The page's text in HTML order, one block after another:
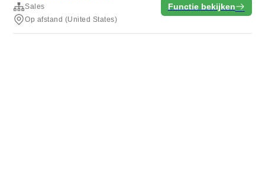
Sales
Op afstand (United States)
Functie bekijken